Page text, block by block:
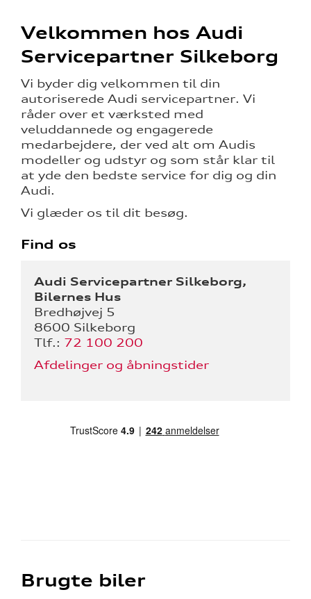
Velkommen hos Audi
Servicepartner Silkeborg
Vi byder dig velkommen til din
autoriserede Audi servicepartner. Vi
råder over et værksted med
veluddannede og engagerede
medarbejdere, der ved alt om Audis
modeller og udstyr og som står klar til
at yde den bedste service for dig og din
Audi.
Vi glæder os til dit besøg.
Find os
Audi Servicepartner Silkeborg,
Bilernes Hus
Bredhøjvej 5
8600 Silkeborg
Tlf.: 72 100 200
Afdelinger og åbningstider
Brugte biler